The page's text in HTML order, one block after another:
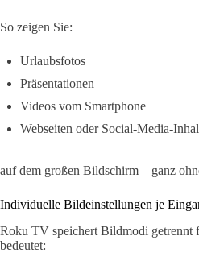
So zeigen Sie:
Urlaubsfotos
Präsentationen
Videos vom Smartphone
Webseiten oder Social-Media-
auf dem großen Bildschirm – ganz
Individuelle Bildeinstellungen je
Roku TV speichert Bildmodi getrennt
bedeutet: